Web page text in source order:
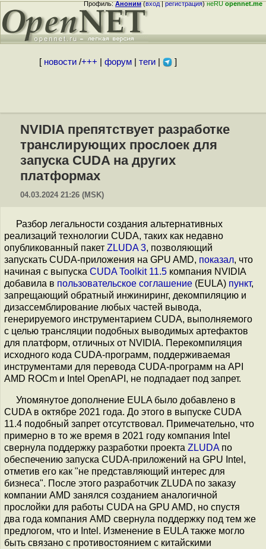
Профиль:Аноним(вход|регистрация)неRUopennet.me
[ новости/+++ форум| теги| ]
NVIDIA препятствует разработке
транслирующих прослоек для
запуска CUDA на других
платформах
04.03.2024 21:26 (MSK)
Разбор легальности создания альтернативных
реализаций технологии CUDA, таких как недавно
опубликованный пакет ZLUDA 3, позволяющий
запускать CUDA-приложения на GPU AMD, показал, что
начиная с выпуска CUDA Toolkit 11.5 компания NVIDIA
добавила в пользовательское соглашение (EULA) пункт,
запрещающий обратный инжиниринг, декомпиляцию и
дизассемблирование любых частей вывода,
генерируемого инструментарием CUDA, выполняемого
с целью трансляции подобных выводимых артефактов
для платформ, отличных от NVIDIA. Перекомпиляция
исходного кода CUDA-программ, поддерживаемая
инструментами для перевода CUDA-программ на API
AMD ROCm и Intel OpenAPI, не подпадает под запрет.
Упомянутое дополнение EULA было добавлено в
CUDA в октябре 2021 года. До этого в выпуске CUDA
11.4 подобный запрет отсутствовал. Примечательно, что
примерно в то же время в 2021 году компания Intel
свернула поддержку разработки проекта ZLUDA по
обеспечению запуска CUDA-приложений на GPU Intel,
отметив его как "не представляющий интерес для
бизнеса". После этого разработчик ZLUDA по заказу
компании AMD занялся созданием аналогичной
прослойки для работы CUDA на GPU AMD, но спустя
два года компания AMD свернула поддержку под тем же
предлогом, что и Intel. Изменение в EULA также могло
быть связано с противостоянием с китайскими